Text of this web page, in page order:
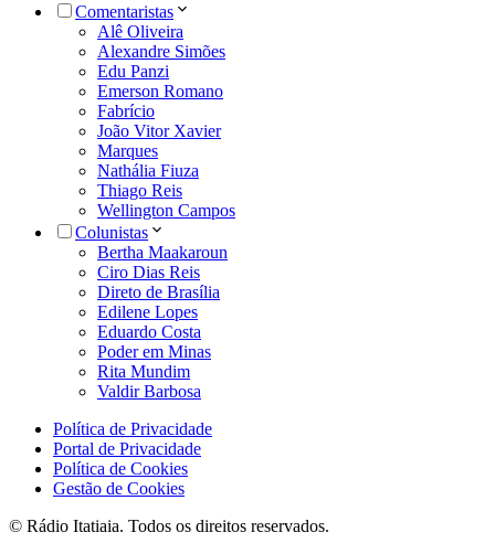
Comentaristas
Alê Oliveira
Alexandre Simões
Edu Panzi
Emerson Romano
Fabrício
João Vitor Xavier
Marques
Nathália Fiuza
Thiago Reis
Wellington Campos
Colunistas
Bertha Maakaroun
Ciro Dias Reis
Direto de Brasília
Edilene Lopes
Eduardo Costa
Poder em Minas
Rita Mundim
Valdir Barbosa
Política de Privacidade
Portal de Privacidade
Política de Cookies
Gestão de Cookies
© Rádio Itatiaia. Todos os direitos reservados.